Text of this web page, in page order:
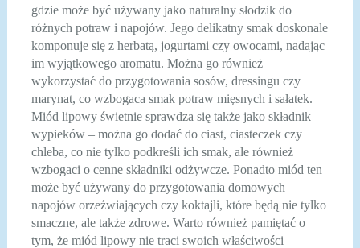
gdzie może być używany jako naturalny słodzik do
różnych potraw i napojów. Jego delikatny smak doskonale
komponuje się z herbatą, jogurtami czy owocami, nadając
im wyjątkowego aromatu. Można go również
wykorzystać do przygotowania sosów, dressingu czy
marynat, co wzbogaca smak potraw mięsnych i sałatek.
Miód lipowy świetnie sprawdza się także jako składnik
wypieków – można go dodać do ciast, ciasteczek czy
chleba, co nie tylko podkreśli ich smak, ale również
wzbogaci o cenne składniki odżywcze. Ponadto miód ten
może być używany do przygotowania domowych
napojów orzeźwiających czy koktajli, które będą nie tylko
smaczne, ale także zdrowe. Warto również pamiętać o
tym, że miód lipowy nie traci swoich właściwości